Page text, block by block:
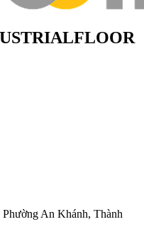
An Khánh, Thành